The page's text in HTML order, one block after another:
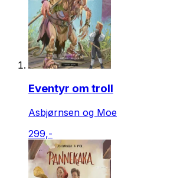
Eventyr om troll
Asbjørnsen og Moe
299,-